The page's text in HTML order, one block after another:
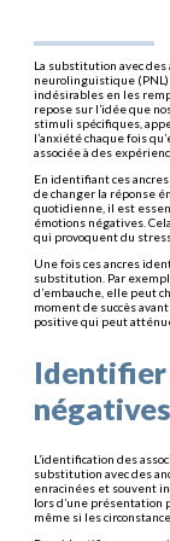
La substitution avec
neurolinguistique
indésirables en les
repose sur l’idée que
stimuli spécifiques,
l’anxiété chaque fois
associée à des
En identifiant ces
de changer la réponse
quotidienne, il est
émotions négatives.
qui provoquent du
Une fois ces ancres
substitution. Par
d’embauche, elle peut
moment de succès
positive qui peut
Identifier
négatives
L’identification des
substitution avec des
enracinées et souvent
lors d’une présentation
même si les